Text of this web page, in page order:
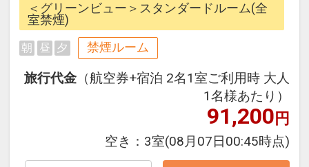
※幼児（３歳～５歳）のお子様を対
象に幼児施設使用料を設定し、朝
食・昼食・夕食（おとなの方のお食
事バイキングと同席に限る）やお子
様用スリッパをご用意しておりま
■幼児３歳～５歳（未就学児）幼児
施設使用料※おひとり/１泊あたり/
￥2,200円（税込） 全宿泊日 ※
＜グリーンビュー＞スタンダードルーム(全
室禁煙)
朝 昼 夕 禁煙ルーム
旅行代金 （航空券+宿泊 2名1室ご利用時 大人
1名様あたり）
91,200円
空き： 3室(08月07日00:45時点)